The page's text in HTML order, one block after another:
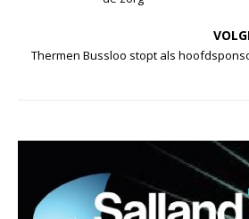
Thermen Bussloo stopt als